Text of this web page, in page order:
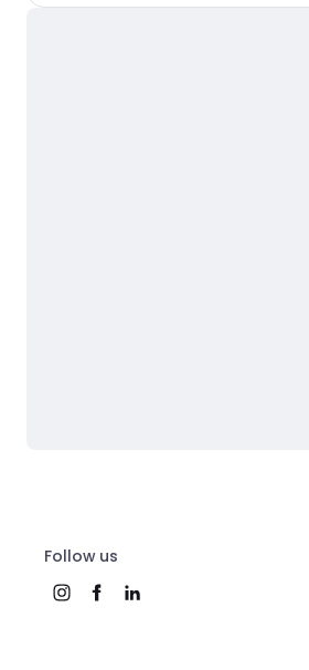
Follow us